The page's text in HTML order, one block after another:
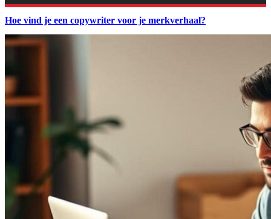
Hoe vind je een copywriter voor je merkverhaal?